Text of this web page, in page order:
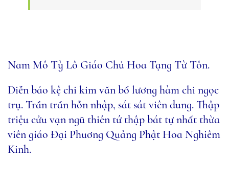
Nam Mô Tỳ Lô Giáo Chủ Hoa Tạng Từ Tôn.
Diễn bảo kệ chi kim văn bố lương hàm chi ngọc
trụ. Trần trần hỗn nhập, sát sát viên dung. Thập
triệu cửu vạn ngũ thiên tứ thập bát tự nhất thừa
viên giáo Đại Phuơng Quảng Phật Hoa Nghiêm
Kinh.